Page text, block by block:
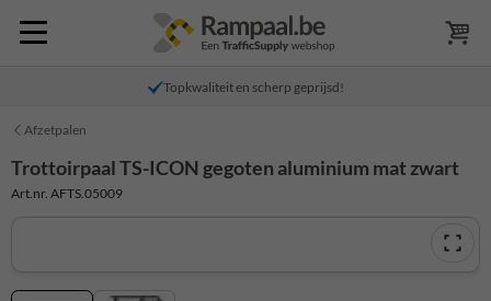
Topkwaliteit en scherp geprijsd!
Afzetpalen
Trottoirpaal TS-ICON gegoten aluminium mat zwart
Art.nr. AFTS.05009